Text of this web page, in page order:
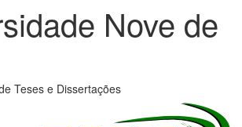
Nove de
Teses e Dissertações